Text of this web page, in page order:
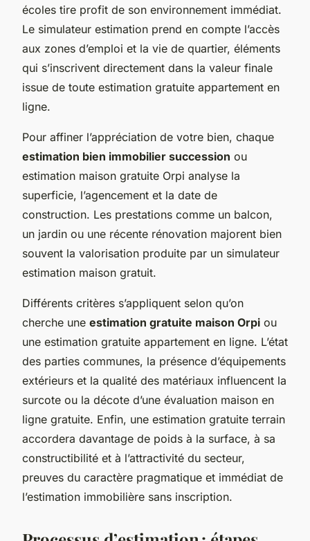
écoles tire profit de son environnement immédiat.
Le simulateur estimation prend en compte l’accès
aux zones d’emploi et la vie de quartier, éléments
qui s’inscrivent directement dans la valeur finale
issue de toute estimation gratuite appartement en
ligne.
Pour affiner l’appréciation de votre bien, chaque
estimation bien immobilier succession ou
estimation maison gratuite Orpi analyse la
superficie, l’agencement et la date de
construction. Les prestations comme un balcon,
un jardin ou une récente rénovation majorent bien
souvent la valorisation produite par un simulateur
estimation maison gratuit.
Différents critères s’appliquent selon qu’on
cherche une estimation gratuite maison Orpi ou
une estimation gratuite appartement en ligne. L’état
des parties communes, la présence d’équipements
extérieurs et la qualité des matériaux influencent la
surcote ou la décote d’une évaluation maison en
ligne gratuite. Enfin, une estimation gratuite terrain
accordera davantage de poids à la surface, à sa
constructibilité et à l’attractivité du secteur,
preuves du caractère pragmatique et immédiat de
l’estimation immobilière sans inscription.